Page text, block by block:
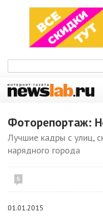
Фоторепортаж:
Лучшие кадры с улиц,
нарядного города
5
01.01.2015